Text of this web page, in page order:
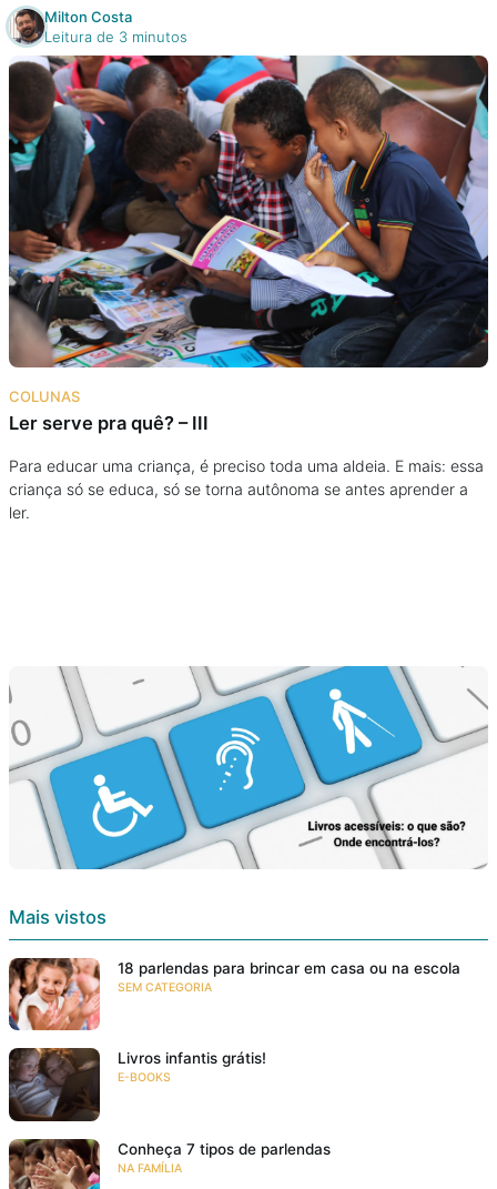
Cursos On line
E-Books
Eventos
Podcast
Assine
Taba na Escola
Milton Costa
Leitura de 3 minutos
COLUNAS
Ler serve pra quê? – III
Para educar uma criança, é preciso toda uma aldeia. E mais: essa
criança só se educa, só se torna autônoma se antes aprender a
ler.
Mais vistos
18 parlendas para brincar em casa ou na escola
SEM CATEGORIA
Livros infantis grátis!
E-BOOKS
Conheça 7 tipos de parlendas
NA FAMÍLIA